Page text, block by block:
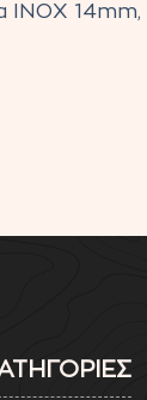
14mm,